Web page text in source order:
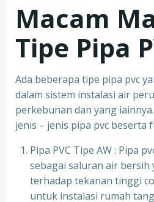
Macam
Tipe Pipa
Ada beberapa tipe pipa pvc
dalam sistem instalasi air
perkebunan dan yang
jenis – jenis pipa pvc beserta
Pipa PVC Tipe AW : Pipa
sebagai saluran air bersih
terhadap tekanan tinggi
untuk instalasi rumah